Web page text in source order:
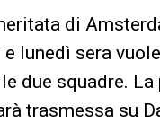
di
lunedì sera
due squadre.
trasmessa su